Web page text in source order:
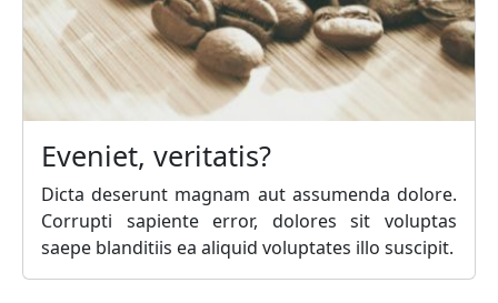
Eveniet, veritatis?
Dicta deserunt magnam aut assumenda dolore.
Corrupti sapiente error, dolores sit voluptas
saepe blanditiis ea aliquid voluptates illo suscipit.